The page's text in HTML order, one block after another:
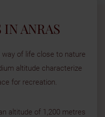
IN ANRAS
of life close to nature
altitude characterize
for recreation.
altitude of 1,200 metres